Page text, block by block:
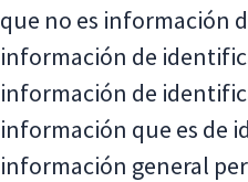
que no es información
información de
información de
información que es de
información general